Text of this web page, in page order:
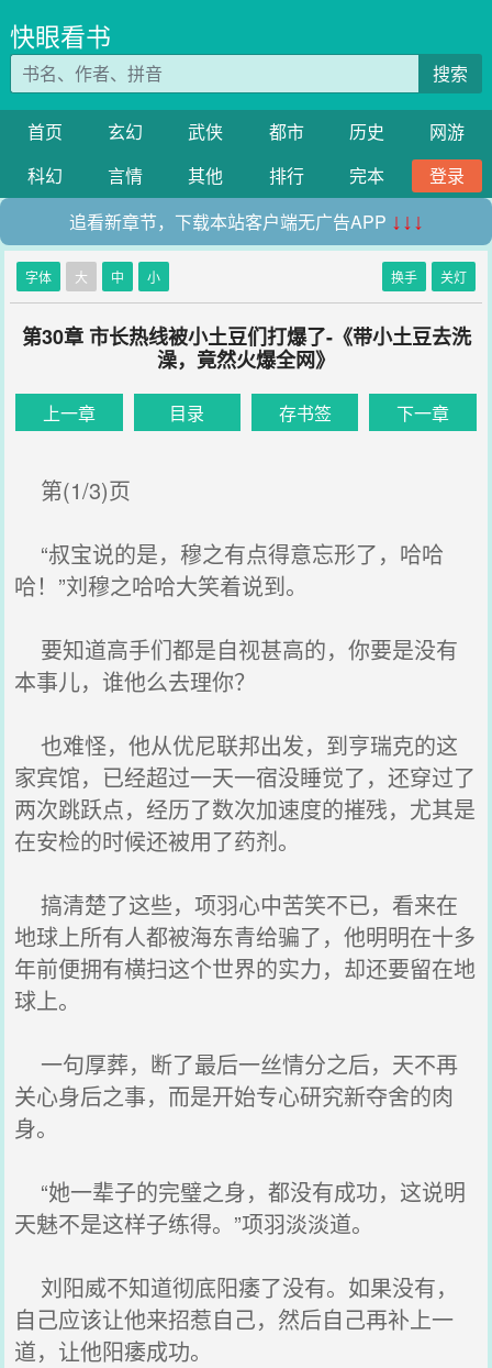
快眼看书
搜索
首页 玄幻 武侠 都市 历史
网游
科幻
言情 其他 排行 完本
登录
追看新章节，下载本站客户端无广告APP ↓↓↓
字体 大 中 小 换手 关灯
第30章 市长热线被小土豆们打爆了-《带小土豆去洗
澡，竟然火爆全网》
上一章 目录 存书签 下一章
第(1/3)页
“叔宝说的是，穆之有点得意忘形了，哈哈
哈！”刘穆之哈哈大笑着说到。
要知道高手们都是自视甚高的，你要是没有
本事儿，谁他么去理你？
也难怪，他从优尼联邦出发，到亨瑞克的这
家宾馆，已经超过一天一宿没睡觉了，还穿过了
两次跳跃点，经历了数次加速度的摧残，尤其是
在安检的时候还被用了药剂。
搞清楚了这些，项羽心中苦笑不已，看来在
地球上所有人都被海东青给骗了，他明明在十多
年前便拥有横扫这个世界的实力，却还要留在地
球上。
一句厚葬，断了最后一丝情分之后，天不再
关心身后之事，而是开始专心研究新夺舍的肉
身。
“她一辈子的完璧之身，都没有成功，这说明
天魅不是这样子练得。”项羽淡淡道。
刘阳威不知道彻底阳痿了没有。如果没有，
自己应该让他来招惹自己，然后自己再补上一
道，让他阳痿成功。